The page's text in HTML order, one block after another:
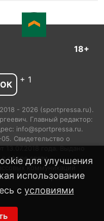
для улучшения
использование
с условиями
18+
ОК + 1
- 2026 (sportpressa.ru).
Главный редактор:
info@sportpressa.ru.
Свидетельство о
13.07.2018 года. Выдано
сфере связи,
коммуникаций
Все права